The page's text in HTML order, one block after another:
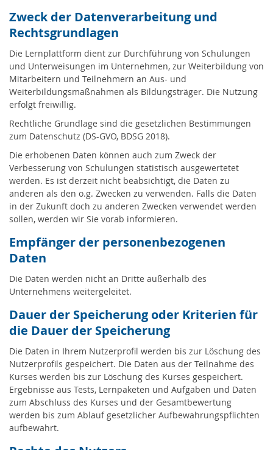
Zweck der Datenverarbeitung und
Rechtsgrundlagen
Die Lernplattform dient zur Durchführung von Schulungen
und Unterweisungen im Unternehmen, zur Weiterbildung von
Mitarbeitern und Teilnehmern an Aus- und
Weiterbildungsmaßnahmen als Bildungsträger. Die Nutzung
erfolgt freiwillig.
Rechtliche Grundlage sind die gesetzlichen Bestimmungen
zum Datenschutz (DS-GVO, BDSG 2018).
Die erhobenen Daten können auch zum Zweck der
Verbesserung von Schulungen statistisch ausgewertetet
werden. Es ist derzeit nicht beabsichtigt, die Daten zu
anderen als den o.g. Zwecken zu verwenden. Falls die Daten
in der Zukunft doch zu anderen Zwecken verwendet werden
sollen, werden wir Sie vorab informieren.
Empfänger der personenbezogenen
Daten
Die Daten werden nicht an Dritte außerhalb des
Unternehmens weitergeleitet.
Dauer der Speicherung oder Kriterien für
die Dauer der Speicherung
Die Daten in Ihrem Nutzerprofil werden bis zur Löschung des
Nutzerprofils gespeichert. Die Daten aus der Teilnahme des
Kurses werden bis zur Löschung des Kurses gespeichert.
Ergebnisse aus Tests, Lernpaketen und Aufgaben und Daten
zum Abschluss des Kurses und der Gesamtbewertung
werden bis zum Ablauf gesetzlicher Aufbewahrungspflichten
aufbewahrt.